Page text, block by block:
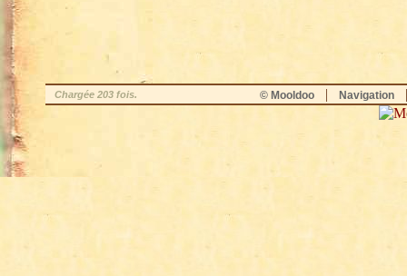
Chargée 203 fois. © Mooldoo| Navigation